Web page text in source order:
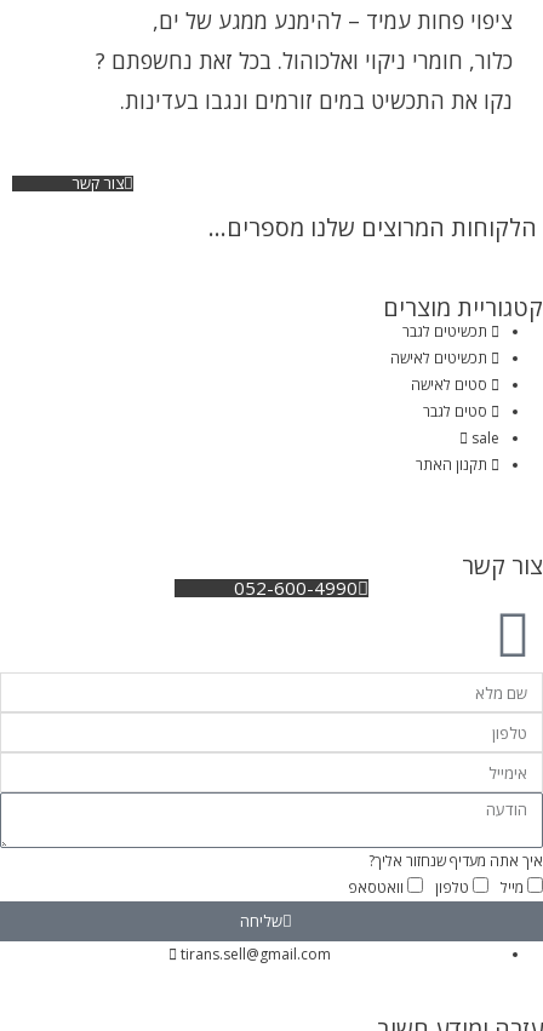
ציפוי פחות עמיד – להימנע ממגע של ים,
כלור, חומרי ניקוי ואלכוהול. בכל זאת נחשפתם ?
נקו את התכשיט במים זורמים ונגבו בעדינות.
צור קשר
הלקוחות המרוצים שלנו מספרים...
קטגוריית מוצרים
תכשיטים לגבר
תכשיטים לאישה
סטים לאישה
סטים לגבר
sale
תקנון האתר
צור קשר
052-600-4990
איך אתה מעדיף שנחזור אליך?
מייל
טלפון וואטסאפ
שליחה
tirans.sell@gmail.com